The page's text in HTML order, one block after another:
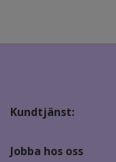
Kundtjänst:
Jobba hos oss